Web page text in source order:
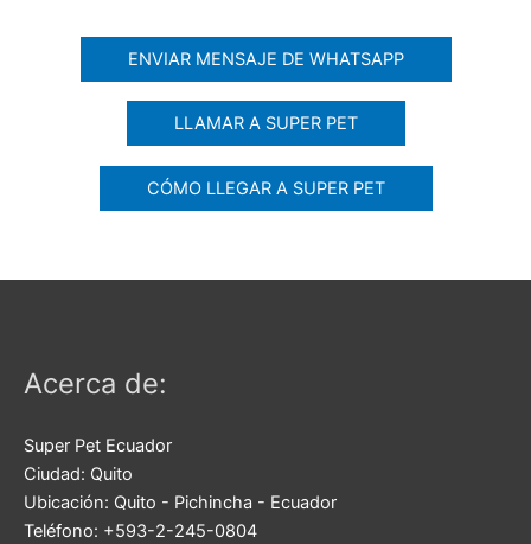
ENVIAR MENSAJE DE WHATSAPP
LLAMAR A SUPER PET
CÓMO LLEGAR A SUPER PET
Acerca de:
Super Pet Ecuador
Ciudad: Quito
Ubicación: Quito - Pichincha - Ecuador
Teléfono: +593-2-245-0804